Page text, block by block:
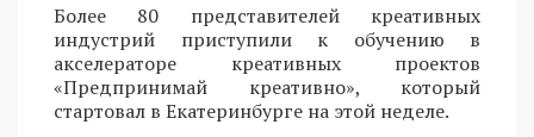
Более 80 представителей креативных
индустрий приступили к обучению в
акселераторе креативных проектов
«Предпринимай креативно», который
стартовал в Екатеринбурге на этой неделе.